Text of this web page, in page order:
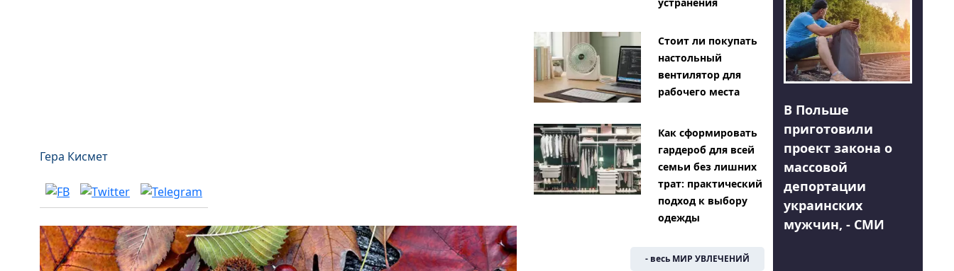
Гера Кисмет
Стоит ли покупать
настольный
вентилятор для
рабочего места
Как сформировать
гардероб для всей
семьи без лишних
трат: практический
подход к выбору
одежды
- весь МИР УВЛЕЧЕНИЙ
В Польше
приготовили
проект закона о
массовой
депортации
украинских
мужчин, - СМИ